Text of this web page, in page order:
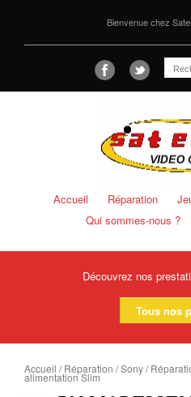
Bienvenue chez
Accueil Réparation
Qui sommes-nous ?
Découvrez nos
Tous nos
Accueil /Réparation /Sony/
alimentation Slim